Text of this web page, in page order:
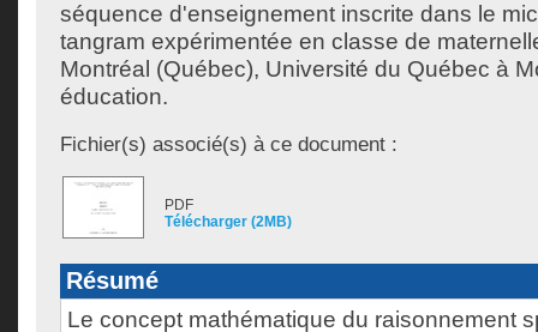
séquence d'enseignement inscrite dans le
tangram expérimentée en classe de
Montréal (Québec), Université du Québec à
éducation.
Fichier(s) associé(s) à ce document :
PDF
Télécharger (2MB)
Résumé
Le concept mathématique du raisonnement